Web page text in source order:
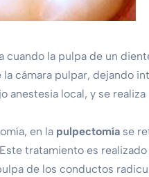
la pulpa de un
cámara pulpar, dejando
anestesia local, y se
en la pulpectomíase
tratamiento es
de los conductos